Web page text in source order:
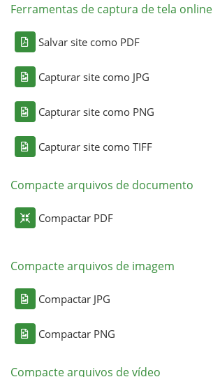
Ferramentas de captura de tela online
Salvar site como PDF
Capturar site como JPG
Capturar site como PNG
Capturar site como TIFF
Compacte arquivos de documento
Compactar PDF
Compacte arquivos de imagem
Compactar JPG
Compactar PNG
Compacte arquivos de vídeo